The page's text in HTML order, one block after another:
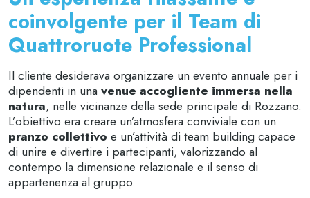
coinvolgente per il Team di
Quattroruote Professional
Il cliente desiderava organizzare un evento annuale per i
dipendenti in una venue accogliente immersa nella
natura, nelle vicinanze della sede principale di Rozzano.
L’obiettivo era creare un’atmosfera conviviale con un
pranzo collettivo e un’attività di team building capace
di unire e divertire i partecipanti, valorizzando al
contempo la dimensione relazionale e il senso di
appartenenza al gruppo.